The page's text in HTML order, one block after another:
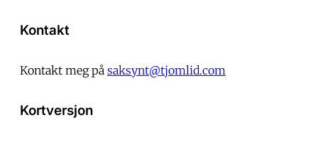
Kontakt
Kontakt meg på saksynt@tjomlid.com
Kortversjon